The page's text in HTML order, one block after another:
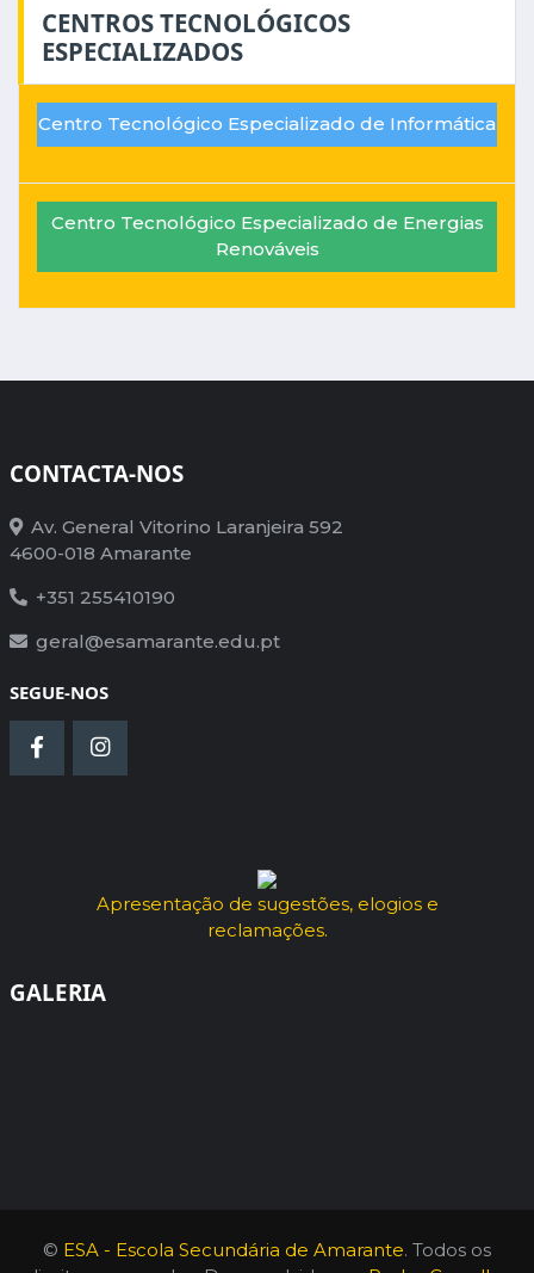
CENTROS TECNOLÓGICOS
ESPECIALIZADOS
Centro Tecnológico Especializado de Informática
Centro Tecnológico Especializado de Energias
Renováveis
CONTACTA-NOS
Av. General Vitorino Laranjeira 592
4600-018 Amarante
+351 255410190
geral@esamarante.edu.pt
SEGUE-NOS
Apresentação de sugestões, elogios e
reclamações.
GALERIA
© ESA - Escola Secundária de Amarante. Todos os